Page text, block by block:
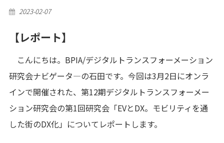
Posted
2023-02-07
【レポート】
こんにちは。BPIA/デジタルトランスフォーメーション
研究会ナビゲータ―の石田です。今回は3月2日にオンラ
インで開催された、第12期デジタルトランスフォーメー
ション研究会の第1回研究会「EVとDX。モビリティを通
した街のDX化」についてレポートします。